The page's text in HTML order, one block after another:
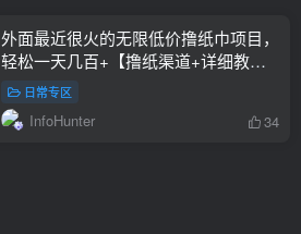
外面最近很火的无限低价撸纸巾项目，
轻松一天几百+【撸纸渠道+详细教
程】￼日常专区
InfoHunter 34